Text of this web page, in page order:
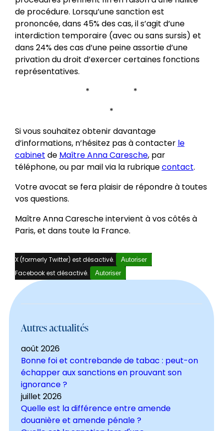
de procédure. Lorsqu’une sanction est
prononcée, dans 45% des cas, il s’agit d’une
interdiction temporaire (avec ou sans sursis) et
dans 24% des cas d’une peine assortie d’une
privation du droit d’exercer certaines fonctions
représentatives.
* *
*
Si vous souhaitez obtenir davantage
d’informations, n’hésitez pas à contacter le
cabinet de Maître Anna Caresche, par
téléphone, ou par mail via la rubriquecontact.
Votre avocat se fera plaisir de répondre à toutes
vos questions.
Maître Anna Caresche intervient à vos côtés à
Paris, et dans toute la France.
X (formerly Twitter) est désactivé. Autoriser
Facebook est désactivé. Autoriser
Autres actualités
août 2026
Bonne foi et contrebande de tabac : peut-on
échapper aux sanctions en prouvant son
ignorance ?
juillet 2026
Quelle est la différence entre amende
douanière et amende pénale ?